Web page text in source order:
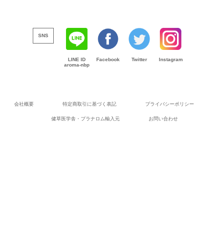
SNS
LINE ID
aroma-nbp
Facebook Twitter Instagram
会社概要 特定商取引に基づく表記 プライバシーポリシー
健草医学舎・プラナロム輸入元 お問い合わせ